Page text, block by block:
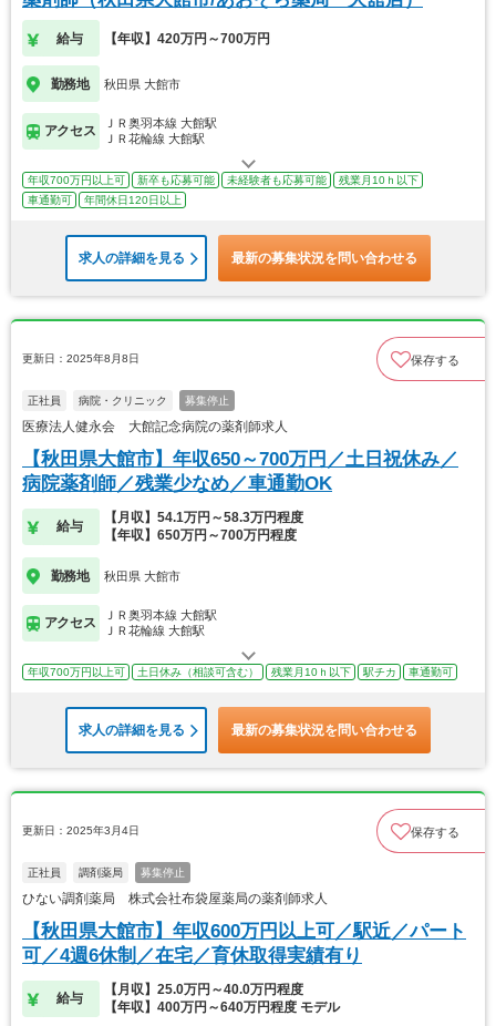
給与 【年収】420万円～700万円
勤務地 秋田県 大館市
アクセス
ＪＲ奥羽本線 大館駅
ＪＲ花輪線 大館駅
年収700万円以上可 新卒も応募可能 未経験者も応募可能
残業月10ｈ以下
車通勤可
年間休日120日以上
求人の詳細を見る 最新の募集状況を問い合わせる
更新日：2025年8月8日 保存する
正社員 病院・クリニック 募集停止
医療法人健永会 大館記念病院の薬剤師求人
【秋田県大館市】年収650～700万円／土日祝休み／
病院薬剤師／残業少なめ／車通勤OK
給与
【月収】54.1万円～58.3万円程度
【年収】650万円～700万円程度
勤務地 秋田県 大館市
アクセス
ＪＲ奥羽本線 大館駅
ＪＲ花輪線 大館駅
年収700万円以上可 土日休み（相談可含む） 残業月10ｈ以下 駅チカ 車通勤可
求人の詳細を見る 最新の募集状況を問い合わせる
更新日：2025年3月4日 保存する
正社員 調剤薬局 募集停止
ひない調剤薬局 株式会社布袋屋薬局の薬剤師求人
【秋田県大館市】年収600万円以上可／駅近／パート
可／4週6休制／在宅／育休取得実績有り
給与
【月収】25.0万円～40.0万円程度
【年収】400万円～640万円程度 モデル